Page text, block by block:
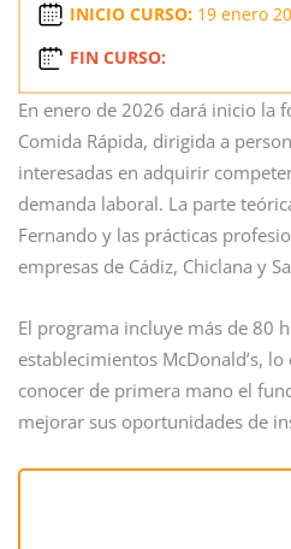
INICIO CURSO: 19 enero
FIN CURSO:
En enero de 2026 dará inicio la
Comida Rápida, dirigida a
interesadas en adquirir
demanda laboral. La parte
Fernando y las prácticas
empresas de Cádiz, Chiclana y
El programa incluye más de 80
establecimientos McDonald’s,
conocer de primera mano el
mejorar sus oportunidades de